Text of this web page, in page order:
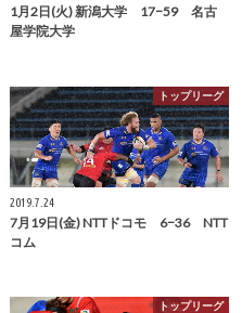
1月2日(火) 新潟大学 17−59 名古
屋学院大学
トップリーグ
2019.7.24
7月19日(金) NTTドコモ 6−36 NTT
コム
トップリーグ